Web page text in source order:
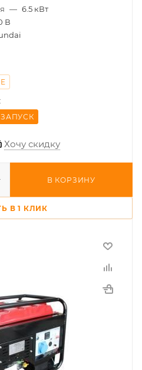
— 6.5 кВт
В
Хочу скидку
В КОРЗИНУ
В 1 КЛИК